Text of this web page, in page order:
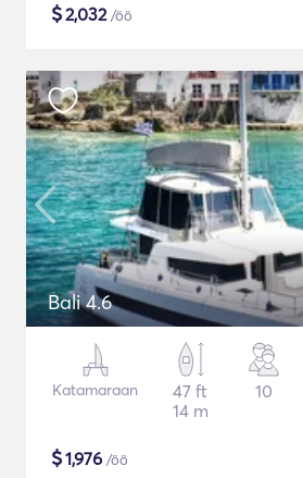
$2,032/öö
Bali 4.6
Katamaraan
47 ft
14 m
10
$1,976 /öö